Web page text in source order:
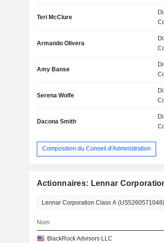
Teri McClure
Armando Olivera
Amy Banse
Serena Wolfe
Dacona Smith
Composition du Conseil d'Administration
Actionnaires: Lennar
Nom
BlackRock Advisors LLC